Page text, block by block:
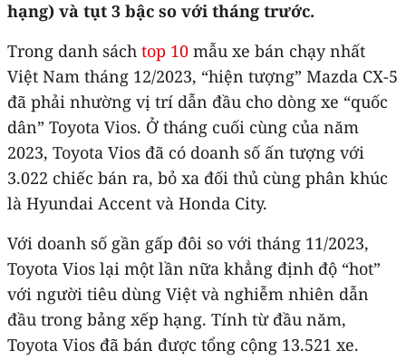
hạng) và tụt 3 bậc so với tháng trước.
Trong danh sách top 10 mẫu xe bán chạy nhất
Việt Nam tháng 12/2023, “hiện tượng” Mazda CX-5
đã phải nhường vị trí dẫn đầu cho dòng xe “quốc
dân” Toyota Vios. Ở tháng cuối cùng của năm
2023, Toyota Vios đã có doanh số ấn tượng với
3.022 chiếc bán ra, bỏ xa đối thủ cùng phân khúc
là Hyundai Accent và Honda City.
Với doanh số gần gấp đôi so với tháng 11/2023,
Toyota Vios lại một lần nữa khẳng định độ “hot”
với người tiêu dùng Việt và nghiễm nhiên dẫn
đầu trong bảng xếp hạng. Tính từ đầu năm,
Toyota Vios đã bán được tổng cộng 13.521 xe.